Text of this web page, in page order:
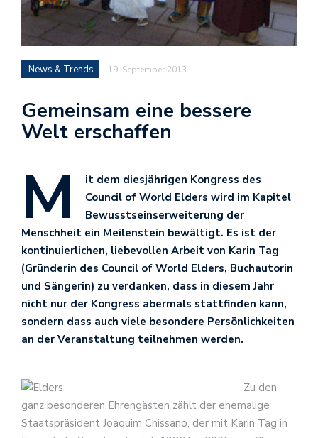
News & Trends 19. September 2013
Gemeinsam eine bessere
Welt erschaffen
M
it dem diesjährigen Kongress des
Council of World Elders wird im Kapitel
Bewusstseinserweiterung der
Menschheit ein Meilenstein bewältigt. Es ist der
kontinuierlichen, liebevollen Arbeit von Karin Tag
(Gründerin des Council of World Elders, Buchautorin
und Sängerin) zu verdanken, dass in diesem Jahr
nicht nur der Kongress abermals stattfinden kann,
sondern dass auch viele besondere Persönlichkeiten
an der Veranstaltung teilnehmen werden.
Zu den
ganz besonderen Ehrengästen zählt der ehemalige
Staatspräsident Joaquim Chissano, der mit Karin Tag in